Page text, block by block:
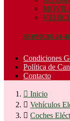
SERVICIO 24-
Condiciones
Política de
Contacto
 Inicio
 Vehículos
 Coches